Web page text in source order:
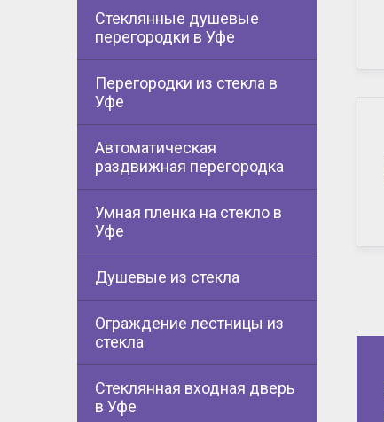
Стеклянные душевые
перегородки в Уфе
Перегородки из стекла в
Уфе
Автоматическая
раздвижная перегородка
Умная пленка на стекло в
Уфе
Душевые из стекла
Ограждение лестницы из
стекла
Стеклянная входная дверь
в Уфе